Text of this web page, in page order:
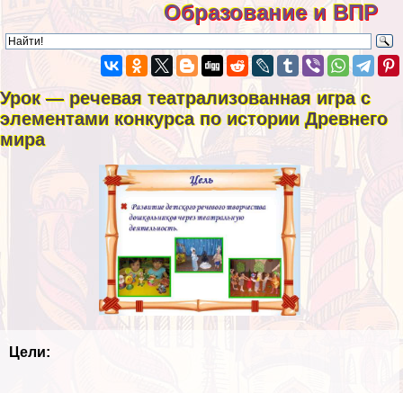
Образование и ВПР
Урок — речевая театрализованная игра с
элементами конкурса по истории Древнего
мира
Цели: